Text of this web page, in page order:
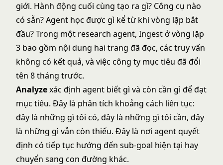
giới. Hành động cuối cùng tạo ra gì? Công cụ nào
có sẵn? Agent học được gì kể từ khi vòng lặp bắt
đầu? Trong một research agent, Ingest ở vòng lặp
3 bao gồm nội dung hai trang đã đọc, các truy vấn
không có kết quả, và việc công ty mục tiêu đã đổi
tên 8 tháng trước.
Analyzexác định agent biết gì và còn cần gì để đạt
mục tiêu. Đây là phân tích khoảng cách liên tục:
đây là những gì tôi có, đây là những gì tôi cần, đây
là những gì vẫn còn thiếu. Đây là nơi agent quyết
định có tiếp tục hướng đến sub-goal hiện tại hay
chuyển sang con đường khác.